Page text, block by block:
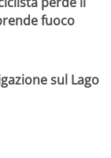
fuoco
sul Lago